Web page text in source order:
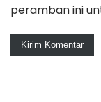
peramban ini